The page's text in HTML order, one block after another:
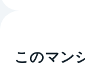
このマン